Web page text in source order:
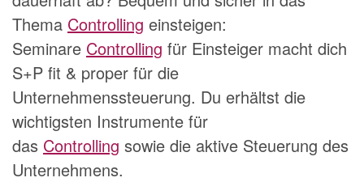
Thema Controlling einsteigen:
Seminare Controlling für Einsteiger macht dich
S+P fit & proper für die
Unternehmenssteuerung. Du erhältst die
wichtigsten Instrumente für
das Controlling sowie die aktive Steuerung des
Unternehmens.